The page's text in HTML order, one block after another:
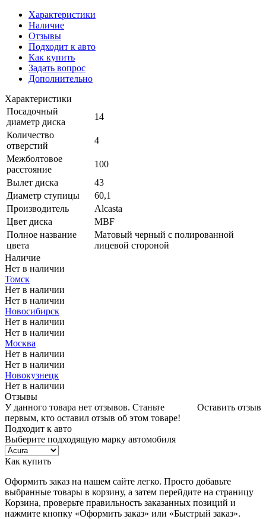
Характеристики
Наличие
Отзывы
Подходит к авто
Как купить
Задать вопрос
Дополнительно
Характеристики
Посадочный
диаметр диска
14
Количество
отверстий
4
Межболтовое
расстояние
100
Вылет диска
43
Диаметр ступицы
60,1
Производитель
Alcasta
Цвет диска
MBF
Полное название
цвета
Матовый черный с полированной
лицевой стороной
Наличие
Нет в наличии
Томск
Нет в наличии
Нет в наличии
Новосибирск
Нет в наличии
Нет в наличии
Москва
Нет в наличии
Нет в наличии
Новокузнецк
Нет в наличии
Отзывы
Оставить отзыв
У данного товара нет отзывов. Станьте
первым, кто оставил отзыв об этом товаре!
Подходит к авто
Выберите подходящую марку автомобиля
Как купить
Оформить заказ на нашем сайте легко. Просто добавьте
выбранные товары в корзину, а затем перейдите на страницу
Корзина, проверьте правильность заказанных позиций и
нажмите кнопку «Оформить заказ» или «Быстрый заказ».